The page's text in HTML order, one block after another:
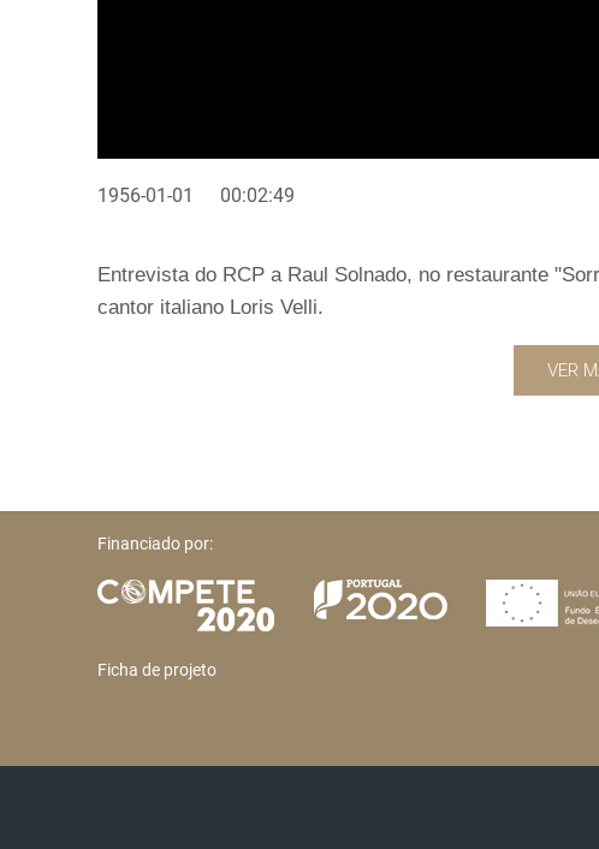
1956-01-01 00:02:49
Entrevista do RCP a Raul Solnado, no restaurante
cantor italiano Loris Velli.
VER
Financiado por:
Ficha de projeto